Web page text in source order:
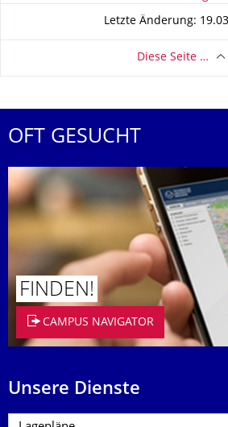
Letzte Änderung:
Diese Seite …
OFT GESUCHT
FINDEN!
CAMPUS NAVIGATOR
Unsere Dienste